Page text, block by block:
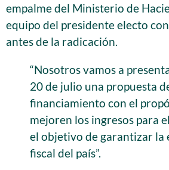
empalme del Ministerio de
equipo del presidente electo
antes de la radicación.
“Nosotros vamos a
20 de julio una propuesta
financiamiento con el
mejoren los ingresos para
el objetivo de garantizar la
fiscal del país”.